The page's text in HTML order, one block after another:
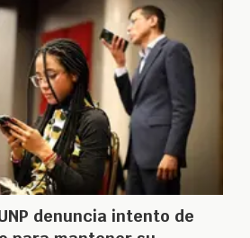
denuncia intento de